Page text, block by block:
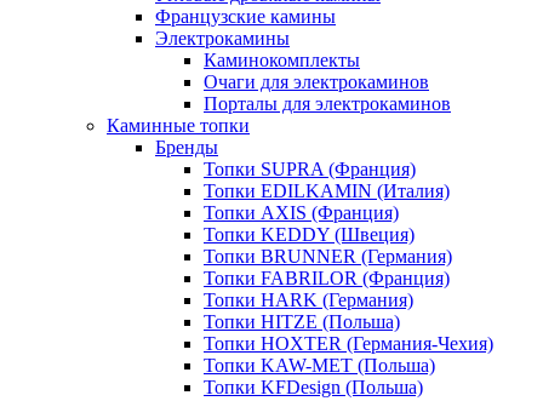
Французские камины
Электрокамины
Каминокомплекты
Очаги для электрокаминов
Порталы для электрокаминов
Каминные топки
Бренды
Топки SUPRA (Франция)
Топки EDILKAMIN (Италия)
Топки AXIS (Франция)
Топки KEDDY (Швеция)
Топки BRUNNER (Германия)
Топки FABRILOR (Франция)
Топки HARK (Германия)
Топки HITZE (Польша)
Топки HOXTER (Германия-Чехия)
Топки KAW-MET (Польша)
Топки KFDesign (Польша)